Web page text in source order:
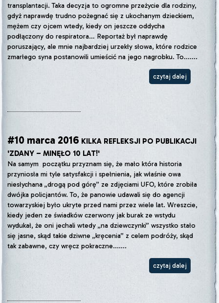
transplantacji. Taka decyzja to ogromne przeżycie dla rodziny,
gdyż naprawdę trudno pożegnać się z ukochanym dzieckiem,
mężem czy ojcem wtedy, kiedy on jeszcze oddycha
podłączony do respiratora… Reportaż był naprawdę
poruszający, ale mnie najbardziej urzekły słowa, które rodzice
zmarłego syna postanowili umieścić na jego nagrobku. To.......
czytaj dalej
#10 marca 2016 KILKA REFLEKSJI PO PUBLIKACJI
'ZDANY – MINĘŁO 10 LAT!'
Na samym początku przyznam się, że mało która historia
przyniosła mi tyle satysfakcji i spełnienia, jak właśnie owa
niesłychana „drogą pod górę” ze zdjęciami UFO, które zrobiła
dwójka policjantów. To, że panowie udawali się do agencji
towarzyskiej było ukryte przed nami przez wiele lat. Wreszcie,
kiedy jeden ze świadków czerwony jak burak ze wstydu
wydukał, że oni jechali wtedy „na dziewczynki” wszystko stało
się jasne, skąd takie dziwne „kręcenia” z celem podróży, skąd
tak zabawne, czy wręcz pokraczne.......
czytaj dalej